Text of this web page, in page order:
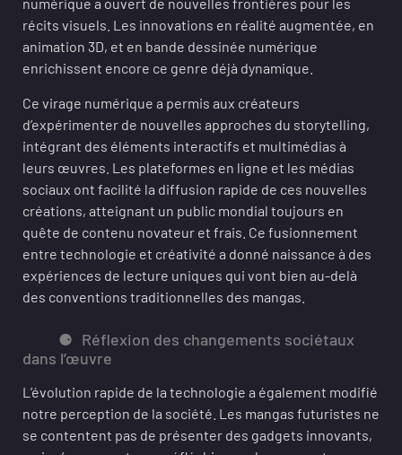
récits visuels. Les innovations en réalité augmentée, en
animation 3D, et en bande dessinée numérique
enrichissent encore ce genre déjà dynamique.
Ce virage numérique a permis aux créateurs
d’expérimenter de nouvelles approches du storytelling,
intégrant des éléments interactifs et multimédias à
leurs œuvres. Les plateformes en ligne et les médias
sociaux ont facilité la diffusion rapide de ces nouvelles
créations, atteignant un public mondial toujours en
quête de contenu novateur et frais. Ce fusionnement
entre technologie et créativité a donné naissance à des
expériences de lecture uniques qui vont bien au-delà
des conventions traditionnelles des mangas.
Réflexion des changements sociétaux
dans l’œuvre
L’évolution rapide de la technologie a également modifié
notre perception de la société. Les mangas futuristes ne
se contentent pas de présenter des gadgets innovants,